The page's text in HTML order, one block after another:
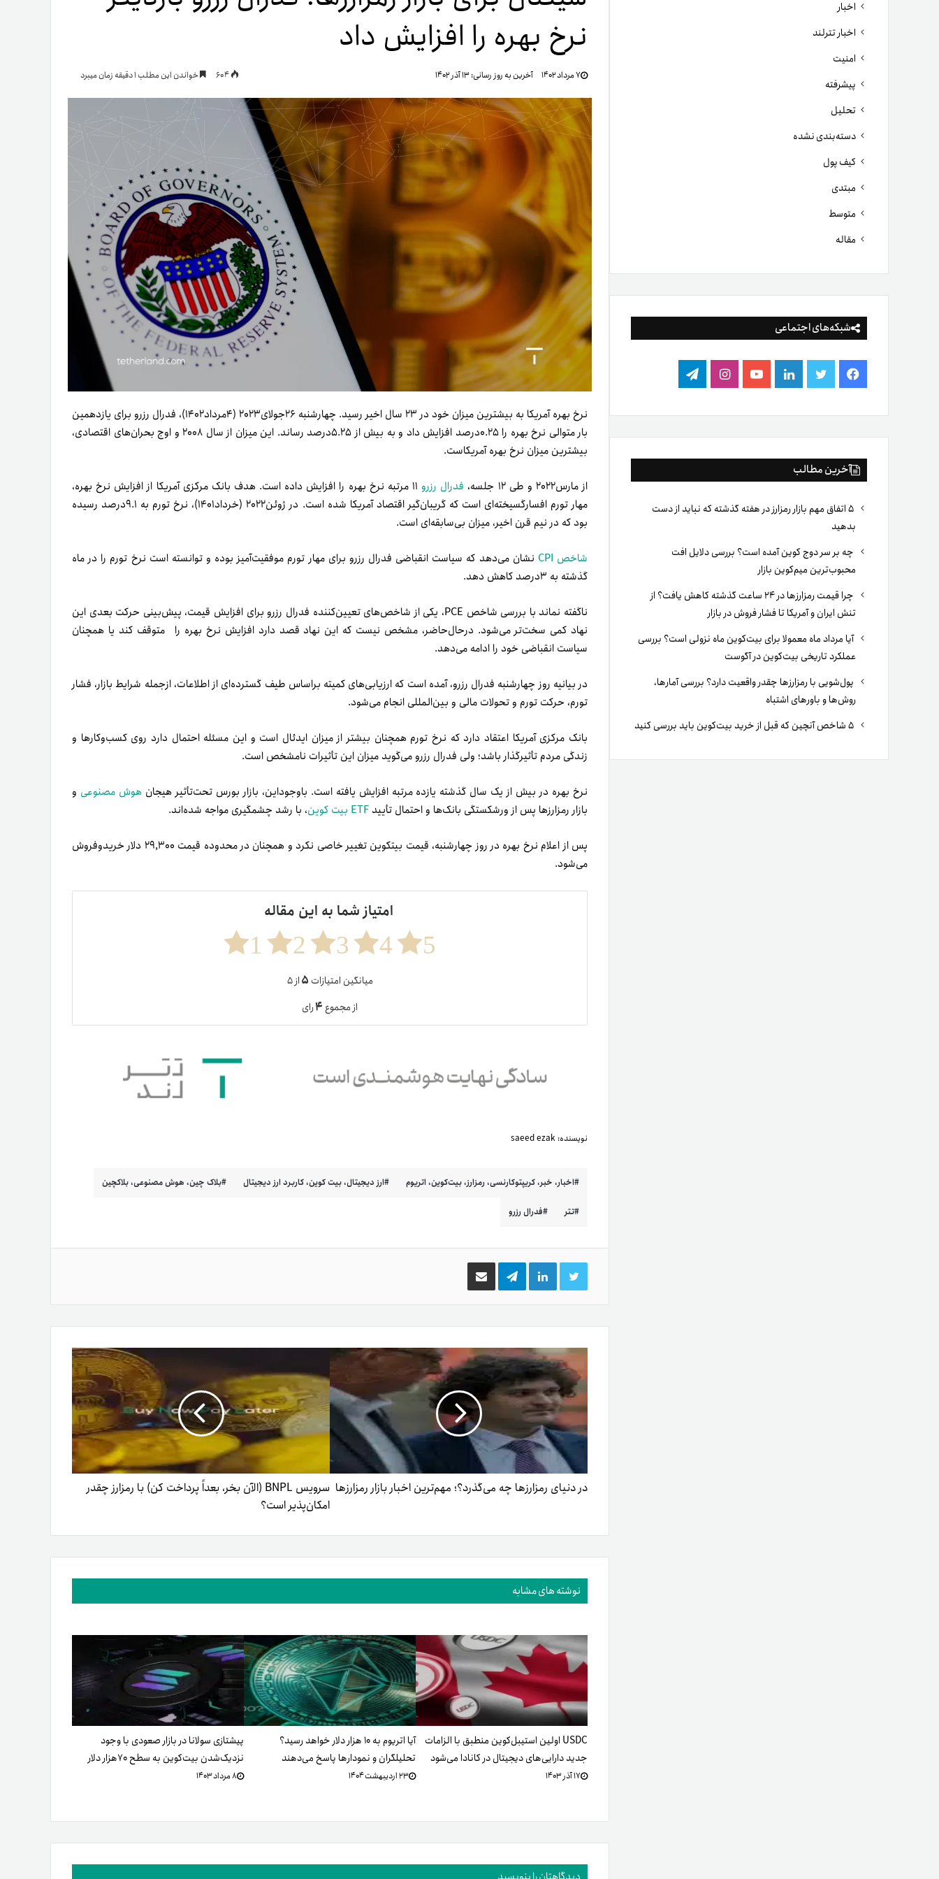
اخبار
اخبار تترلند
امنیت
پیشرفته
تحلیل
دسته‌بندی نشده
کیف پول
مبتدی
متوسط
مقاله
شبکه‌های اجتماعی
فیس
بوک
توییتر لینکدینیوتیوباینستاگرام
تلگرام
آخرین مطالب
۵ اتفاق مهم بازار رمزارز در هفته گذشته که نباید از دست
بدهید
چه بر سر دوج کوین آمده است؟ بررسی دلایل افت
محبوب‌ترین میم‌کوین بازار
چرا قیمت رمزارزها در ۲۴ ساعت گذشته کاهش یافت؟ از
تنش ایران و آمریکا تا فشار فروش در بازار
آیا مرداد ماه معمولا برای بیت‌کوین ماه نزولی است؟ بررسی
عملکرد تاریخی بیت‌کوین در آگوست
پول‌شویی با رمزارزها چقدر واقعیت دارد؟ بررسی آمارها،
روش‌ها و باورهای اشتباه
نرخ بهره را افزایش داد
۷ مرداد ۱۴۰۲ آخرین به روز رسانی:۱۳ آذر ۱۴۰۲ خواندن این مطلب 1 دقیقه زمان میبرد
نرخ بهره آمریکا به بیشترین میزان خود در ۲۳ سال اخیر رسید. چهارشنبه ۲۶‌جولای۲۰۲۳ (۴‌مرداد۱۴۰۲)، فدرال رزرو برای یازدهمین
بار متوالی نرخ بهره را ۰.۲۵‌درصد افزایش داد و به بیش از ۵.۲۵درصد رساند. این میزان از سال ۲۰۰۸ و اوج بحران‌های اقتصادی،
بیشترین میزان نرخ بهره آمریکاست.
از مارس‌۲۰۲۲ و طی ۱۲ جلسه‌، فدرال رزرو ۱۱ مرتبه نرخ بهره را افزایش داده است. هدف بانک مرکزی آمریکا از افزایش نرخ بهره،
مهار تورم افسارگسیخته‌ای‌ است که گریبان‌گیر اقتصاد آمریکا شده است. در ژوئن‌۲۰۲۲ (خرداد‌۱۴۰۱)، نرخ تورم به ۹.۱‌درصد رسیده
بود که در نیم قرن اخیر، میزان بی‌سابقه‌ای است.
شاخص CPI
نشان می‌دهد که سیاست انقباضی فدرال رزرو برای مهار تورم موفقیت‌آمیز بوده و توانسته است نرخ تورم را در ماه
گذشته به ۳‌درصد کاهش دهد.
ناگفته نماند با بررسی شاخص PCE، یکی از شاخص‌های تعیین‌کننده فدرال رزرو برای افزایش قیمت، پیش‌بینی حرکت بعدی این
نهاد کمی سخت‌تر می‌شود. در‌حال‌حاضر، مشخص نیست که این نهاد قصد دارد افزایش نرخ بهره را متوقف کند یا همچنان
سیاست انقباضی خود را ادامه می‌دهد.
در بیانیه روز چهارشنبه فدرال رزرو، آمده است که ارزیابی‌های کمیته بر‌اساس طیف گسترده‌ای از اطلاعات، ازجمله شرایط بازار، فشار
تورم، حرکت تورم و تحولات مالی و بین‌المللی انجام می‌شود.
بانک مرکزی آمریکا اعتقاد دارد که نرخ تورم همچنان بیشتر از میزان ایدئال است و این مسئله احتمال دارد روی کسب‌وکارها و
زندگی مردم تأثیرگذار باشد؛ ولی فدرال رزرو می‌گوید میزان این تأثیرات نامشخص است.
نرخ بهره در بیش از یک سال گذشته یازده مرتبه افزایش یافته است. باوجوداین، بازار بورس تحت‌تأثیر هیجانهوش مصنوعی و
بازار رمزارزها پس از ورشکستگی بانک‌ها و احتمال تأیید
، با رشد چشمگیری مواجه شده‌اند.
پس از اعلام نرخ بهره در روز چهارشنبه، قیمت بیتکوین تغییر خاصی نکرد و همچنان در محدوده قیمت ۲۹,۳۰۰ دلار خریدوفروش
می‌شود.
امتیاز شما به این مقاله
5
4
3
2
1
میانگین امتیازات ۵از ۵
از مجموع۴رای
نویسنده: saeed ezak
اخبار، خبر، کریپتوکارنسی، رمزارز، بیت‌کوین، اتریوم ارز دیجیتال، بیت کوین، کاربرد ارز دیجیتال بلاک چین، هوش مصنوعی، بلاکچین
تتر فدرال رزرو
توییتر لینکدینتلگرام اشتراک
گذاری
ایمیل
در دنیای رمزارزها چه می‌گذرد؟؛ مهم‌ترین اخبار بازار رمزارزها
سرویس BNPL (الآن بخر، بعداً پرداخت کن) با رمزارز چقدر
امکان‌پذیر است؟
نوشته های مشابه
USDC اولین استیبل‌کوین منطبق با الزامات
جدید دارایی‌های دیجیتال در کانادا می‌شود
۱۷ آذر ۱۴۰۳
آیا اتریوم به ۱۰ هزار دلار خواهد رسید؟
تحلیلگران و نمودارها پاسخ می‌دهند
۲۳ اردیبهشت ۱۴۰۴
پیشتازی سولانا در بازار صعودی با وجود
نزدیک‌شدن بیت‌کوین به سطح ۷۰هزار دلار
۸ مرداد ۱۴۰۳